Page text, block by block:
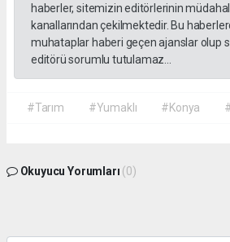
haberler, sitemizin editörlerinin
kanallarından çekilmektedir. Bu
muhataplar haberi geçen ajanslar olup
editörü sorumlu tutulamaz...
#Tarım #Yumaklı #Konya
Okuyucu Yorumları (0)